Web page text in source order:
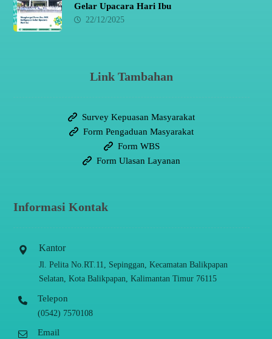
Gelar Upacara Hari Ibu
22/12/2025
Link Tambahan
Survey Kepuasan Masyarakat
Form Pengaduan Masyarakat
Form WBS
Form Ulasan Layanan
Informasi Kontak
Kantor
Jl. Pelita No.RT.11, Sepinggan, Kecamatan Balikpapan
Selatan, Kota Balikpapan, Kalimantan Timur 76115
Telepon
(0542) 7570108
Email